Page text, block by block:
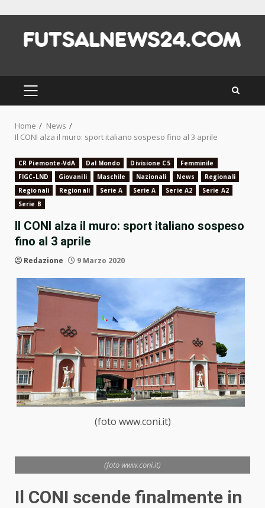
content
PRIMARY
MENU
Home
News
Il CONI alza il muro: sport italiano sospeso fino al 3 aprile
CR Piemonte-VdA Dal Mondo Divisione C5
Femminile
FIGC-LND
Giovanili Maschile Nazionali News
Regionali
Regionali
Regionali Serie A Serie A Serie A2
Serie A2
Serie B
Il CONI alza il muro: sport italiano sospeso
fino al 3 aprile
Redazione 9 Marzo 2020
(foto www.coni.it)
(foto www.coni.it)
Il CONI scende finalmente in